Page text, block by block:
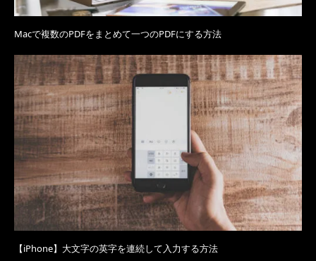
Macで複数のPDFをまとめて一つのPDFにする方法
【iPhone】大文字の英字を連続して入力する方法